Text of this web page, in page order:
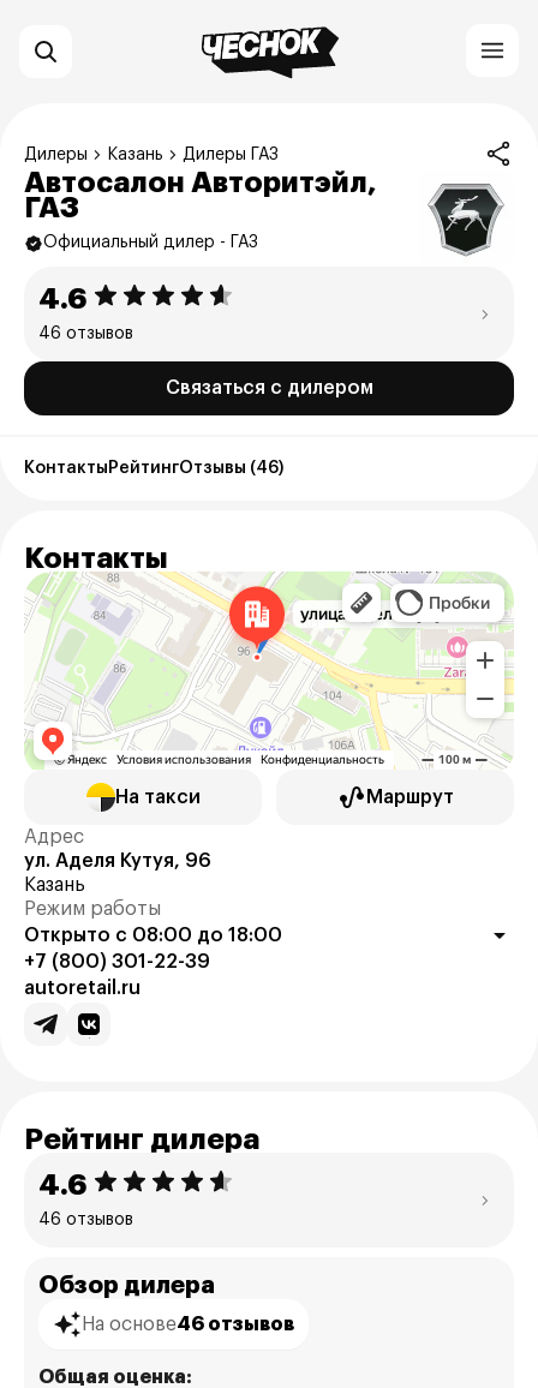
Дилеры Казань Дилеры ГАЗ
Автосалон Авторитэйл,
ГАЗ
Официальный дилер - ГАЗ
4.6
46 отзывов
Связаться с дилером
Контакты РейтингОтзывы (46)
Контакты
На такси Маршрут
Адрес
ул. Аделя Кутуя, 96
Казань
Режим работы
Открыто с 08:00 до 18:00
+7 (800) 301-22-39
autoretail.ru
Рейтинг дилера
4.6
46 отзывов
Обзор дилера
На основе46 отзывов
Общая оценка: